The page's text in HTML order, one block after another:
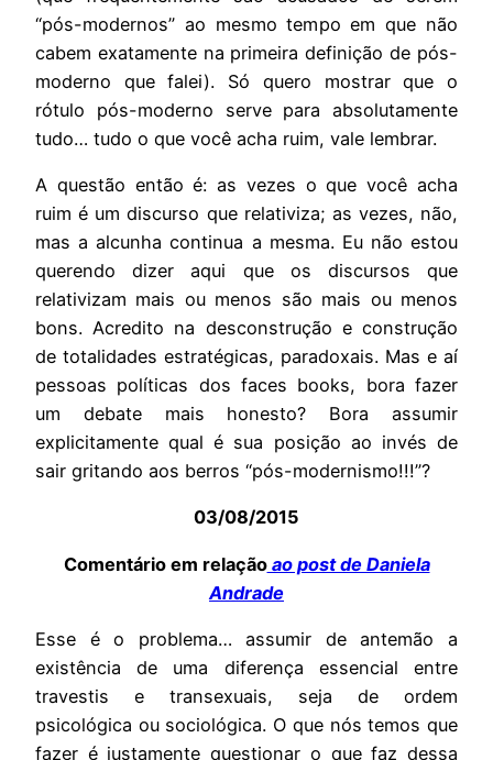
“pós-modernos” ao mesmo tempo em que não
cabem exatamente na primeira definição de pós-
moderno que falei). Só quero mostrar que o
rótulo pós-moderno serve para absolutamente
tudo… tudo o que você acha ruim, vale lembrar.
A questão então é: as vezes o que você acha
ruim é um discurso que relativiza; as vezes, não,
mas a alcunha continua a mesma. Eu não estou
querendo dizer aqui que os discursos que
relativizam mais ou menos são mais ou menos
bons. Acredito na desconstrução e construção
de totalidades estratégicas, paradoxais. Mas e aí
pessoas políticas dos faces books, bora fazer
um debate mais honesto? Bora assumir
explicitamente qual é sua posição ao invés de
sair gritando aos berros “pós-modernismo!!!”?
03/08/2015
Comentário em relaçãoao post de Daniela
Andrade
Esse é o problema… assumir de antemão a
existência de uma diferença essencial entre
travestis e transexuais, seja de ordem
psicológica ou sociológica. O que nós temos que
fazer é justamente questionar o que faz dessa